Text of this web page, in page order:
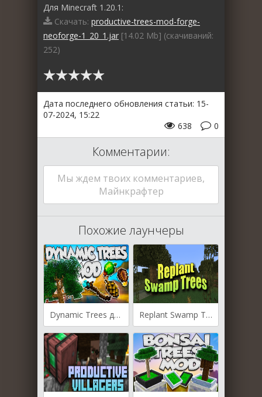
Для Minecraft 1.20.1:
Скачать: productive-trees-mod-forge-
neoforge-1_20_1.jar [14.02 Mb] (cкачиваний:
252)
Дата последнего обновления статьи: 15-
07-2024, 15:22
0
638
Комментарии:
Мы ждем твоих комментариев,
Майнкрафтер
Похожие лаунчеры
Dynamic Trees для Майнкрафт [1.19.2, 1.18.2, 1.16.5] Replant Swamp Trees для Майнкрафт [1.19.3, 1.19.2, 1.19.1]